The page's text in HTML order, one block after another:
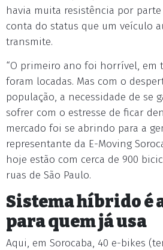
havia muita resistência por
conta do status que um veículo
transmite.
“O primeiro ano foi horrível, em
foram locadas. Mas com o
população, a necessidade de se
sofrer com o estresse de ficar
mercado foi se abrindo para a
representante da E-Moving
hoje estão com cerca de 900
ruas de São Paulo.
Sistema híbrido é
para quem já usa
Aqui, em Sorocaba, 40 e-bikes